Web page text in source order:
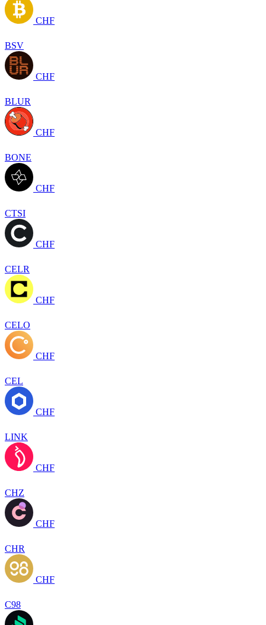
CHF
BSV
CHF
BLUR
CHF
BONE
CHF
CTSI
CHF
CELR
CHF
CELO
CHF
CEL
CHF
LINK
CHF
CHZ
CHF
CHR
CHF
C98